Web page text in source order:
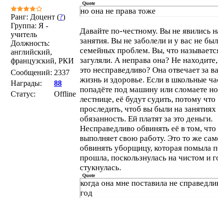
Ранг: Доцент (?)
Группа: Я -
учитель
Должность:
английский,
французский, РКИ
Сообщений: 2337
Награды:
88
Статус:
Offline
Quote
но она не права тоже
Давайте по-честному. Вы не явились
занятия. Вы не заболели и у вас не
семейных проблем. Вы, что
загуляли. А неправа она? Не
это несправедливо? Она отвечает за
жизнь и здоровье. Если в школьные
попадёте под машину или сломаете
лестнице, её будут судить, потому что
проследить, чтоб вы были на занятиях
обязанность. Ей платят за это деньги.
Несправедливо обвинять её в том, что
выполняет свою работу. Это то же
обвинять уборщицу, которая помыла
прошла, поскользнулась на чистом и
стукнулась.
Quote
когда она мне поставила не
год